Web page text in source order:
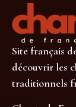
Site français
découvrir les
traditionnels